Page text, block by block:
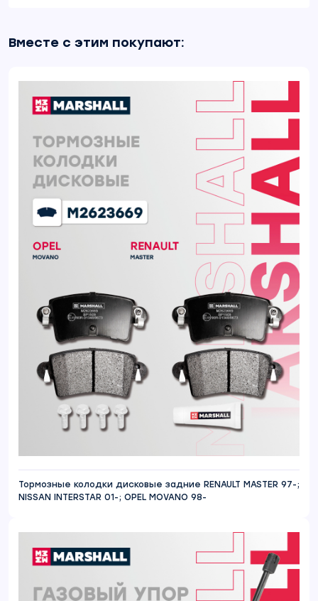
Вместе с этим покупают:
Тормозные колодки дисковые задние RENAULT MASTER 97-;
NISSAN INTERSTAR 01-; OPEL MOVANO 98-